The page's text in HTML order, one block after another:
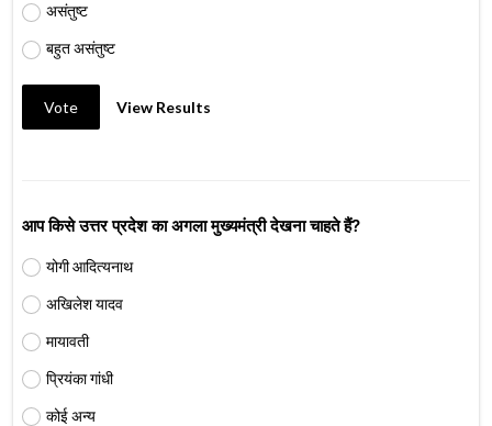
असंतुष्ट
बहुत असंतुष्ट
Vote View Results
आप किसे उत्तर प्रदेश का अगला मुख्यमंत्री देखना चाहते हैं?
योगी आदित्यनाथ
अखिलेश यादव
मायावती
प्रियंका गांधी
कोई अन्य